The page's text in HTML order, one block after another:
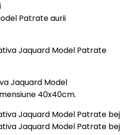
Patrate aurii
Jaquard Model
40x40cm.